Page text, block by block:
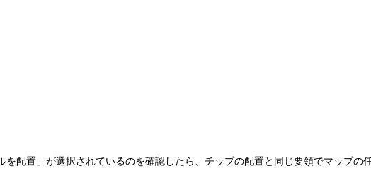
配置」が選択されているのを確認したら、チップの配置と同じ要領でマップの